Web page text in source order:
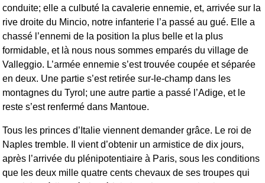
conduite; elle a culbuté la cavalerie ennemie, et, arrivée sur la
rive droite du Mincio, notre infanterie l’a passé au gué. Elle a
chassé l’ennemi de la position la plus belle et la plus
formidable, et là nous nous sommes emparés du village de
Valleggio. L’armée ennemie s’est trouvée coupée et séparée
en deux. Une partie s’est retirée sur-le-champ dans les
montagnes du Tyrol; une autre partie a passé l’Adige, et le
reste s’est renfermé dans Mantoue.
Tous les princes d’Italie viennent demander grâce. Le roi de
Naples tremble. Il vient d’obtenir un armistice de dix jours,
après l’arrivée du plénipotentiaire à Paris, sous les conditions
que les deux mille quatre cents chevaux de ses troupes qui